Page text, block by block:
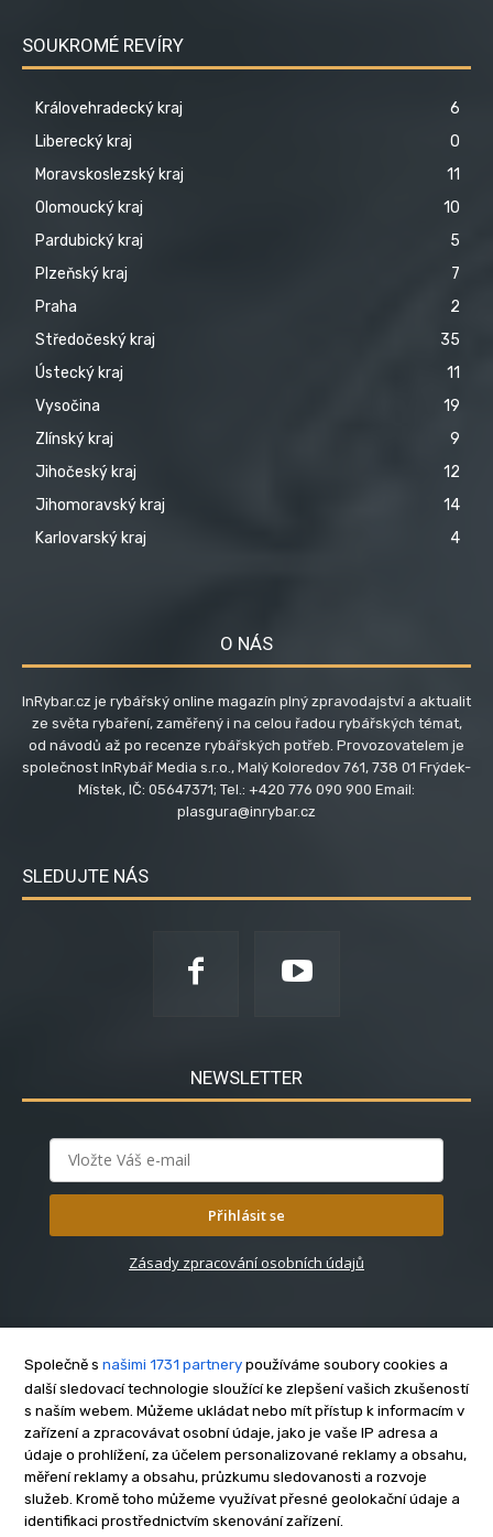
SOUKROMÉ REVÍRY
Královehradecký kraj
6
Liberecký kraj
0
Moravskoslezský kraj
11
Olomoucký kraj
10
Pardubický kraj
5
Plzeňský kraj
7
Praha
2
Středočeský kraj
35
Ústecký kraj
11
Vysočina
19
Zlínský kraj
9
Jihočeský kraj
12
Jihomoravský kraj
14
Karlovarský kraj
4
O NÁS
InRybar.cz je rybářský online magazín plný zpravodajství a aktualit
ze světa rybaření, zaměřený i na celou řadou rybářských témat,
od návodů až po recenze rybářských potřeb. Provozovatelem je
společnost InRybář Media s.r.o., Malý Koloredov 761, 738 01 Frýdek-
Místek, IČ: 05647371; Tel.: +420 776 090 900 Email:
plasgura@inrybar.cz
SLEDUJTE NÁS
NEWSLETTER
Přihlásit se
Zásady zpracování osobních údajů
O nás
Kontakt
Reklama
Zásady soukromí
Společně s našimi 1731 partnery používáme soubory cookies a
další sledovací technologie sloužící ke zlepšení vašich zkušeností
s naším webem. Můžeme ukládat nebo mít přístup k informacím v
zařízení a zpracovávat osobní údaje, jako je vaše IP adresa a
údaje o prohlížení, za účelem personalizované reklamy a obsahu,
měření reklamy a obsahu, průzkumu sledovanosti a rozvoje
služeb. Kromě toho můžeme využívat přesné geolokační údaje a
identifikaci prostřednictvím skenování zařízení.